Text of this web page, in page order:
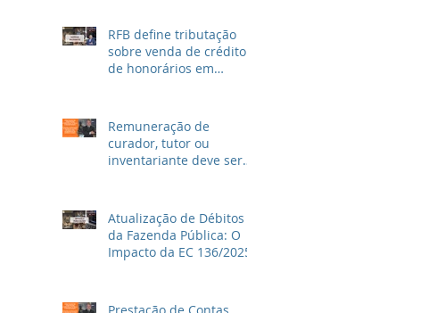
RFB define tributação
sobre venda de crédito
de honorários em
Remuneração de
curador, tutor ou
inventariante deve ser
Atualização de Débitos
da Fazenda Pública: O
Impacto da EC 136/2025